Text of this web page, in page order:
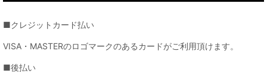
■クレジットカード払い
VISA・MASTERのロゴマークのあるカードがご利用頂けます。
■後払い